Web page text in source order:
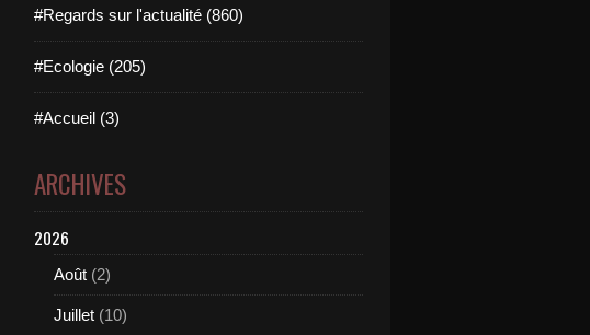
#Regards sur l'actualité (860)
#Ecologie (205)
#Accueil (3)
ARCHIVES
2026
Août (2)
Juillet (10)